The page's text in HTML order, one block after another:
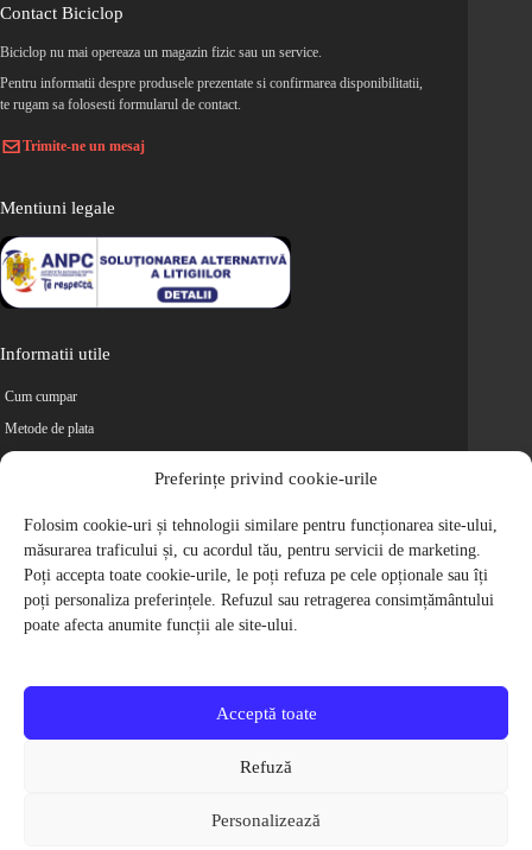
Preferințe privind cookie-urile
Folosim cookie-uri și tehnologii similare pentru funcționarea site-ului,
măsurarea traficului și, cu acordul tău, pentru servicii de marketing.
Poți accepta toate cookie-urile, le poți refuza pe cele opționale sau îți
poți personaliza preferințele. Refuzul sau retragerea consimțământului
poate afecta anumite funcții ale site-ului.
Acceptă toate
Refuză
Personalizează
Contact Biciclop
Biciclop nu mai opereaza un magazin fizic sau un service.
Pentru informatii despre produsele prezentate si confirmarea disponibilitatii,
te rugam sa folosesti formularul de contact.
Trimite-ne un mesaj
Mentiuni legale
Informatii utile
Cum cumpar
Metode de plata
Retur
Cariere
Politica de Confidentialitate
Politica de cookie-uri